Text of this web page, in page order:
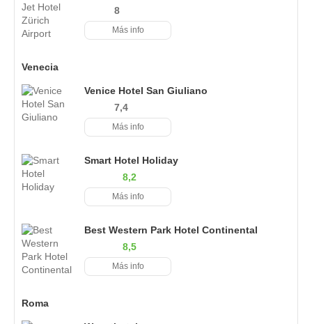
8
Más info
Venecia
Venice Hotel San Giuliano
7,4
Más info
Smart Hotel Holiday
8,2
Más info
Best Western Park Hotel Continental
8,5
Más info
Roma